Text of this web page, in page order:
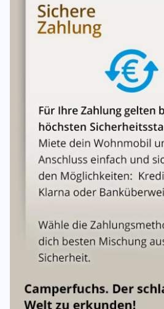
Rückgabe am vereinbarten Ort,
Zeitpunkt, innerhalb der
Einwegmietensind nicht möglich.
Bei nicht vollgetankter
2,50 € pro fehlendem LiterKraftstoff
50 € Aufwandspauschale
Bei unzureichender
Es wird eineReinigungspauschale
verschmutzter Toilette/Fäkaltank).
11. Versicherung & Haftung
Haftpflichtversicherung:
Sach-/Vermögensschäden, bis 8
Personenschäden.
Vollkaskoversicherung:
Haftung des Mieters
Bei leichter Fahrlässigkeit:
vereinbarten Selbstbeteiligung
Schwere des Verschuldens, bis
Bei Vorsatz:Volle Haftung, keine